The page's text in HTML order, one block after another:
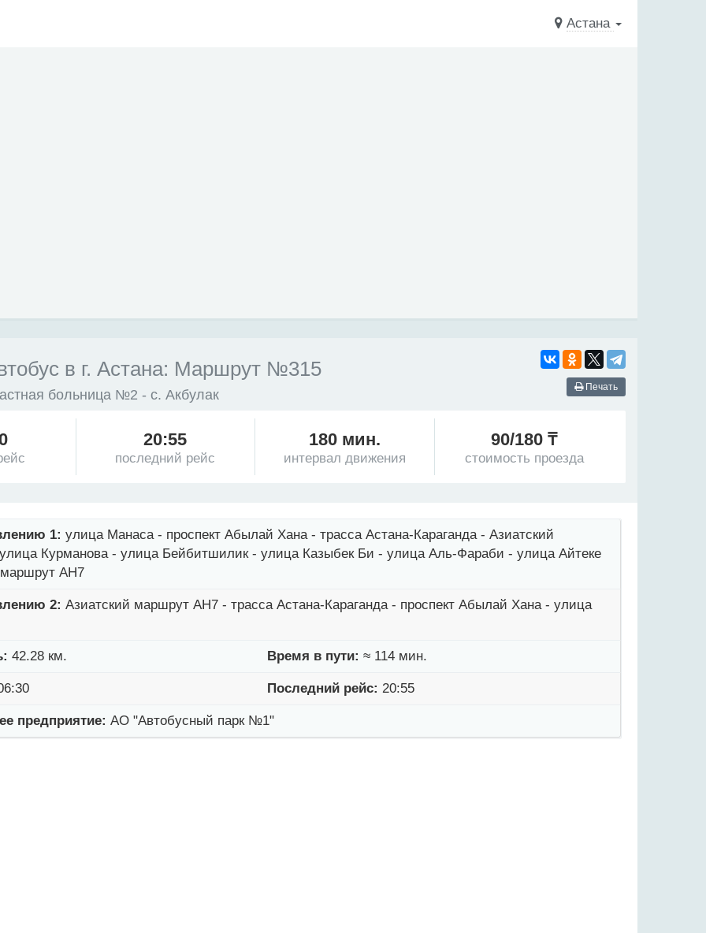
Астана
Печать
в г. Астана: Маршрут №315
больница №2 - с. Акбулак
20:55
последний рейс
180 мин.
интервал движения
90/180 ₸
стоимость проезда
1: улица Манаса - проспект Абылай Хана - трасса Астана-Караганда - Азиатский
Курманова - улица Бейбитшилик - улица Казыбек Би - улица Аль-Фараби - улица Айтеке
AH7
2: Азиатский маршрут AH7 - трасса Астана-Караганда - проспект Абылай Хана - улица
42.28 км. Время в пути: ≈ 114 мин.
Последний рейс: 20:55
предприятие: АО "Автобусный парк №1"